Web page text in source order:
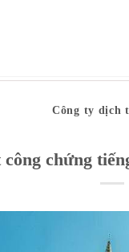
Công ty dịch
chứng